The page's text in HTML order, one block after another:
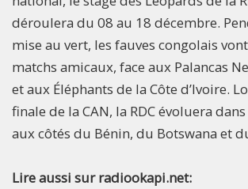
déroulera du 08 au 18 décembre.
mise au vert, les fauves congolais
matchs amicaux, face aux Palancas
et aux Éléphants de la Côte d’Ivoire.
finale de la CAN, la RDC évoluera
aux côtés du Bénin, du Botswana et
Lire aussi sur radiookapi.net: